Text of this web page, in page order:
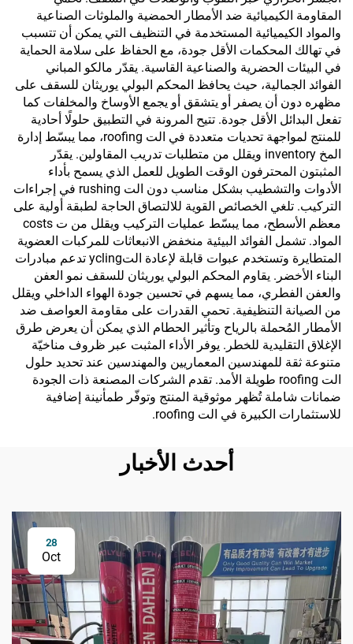
المقاومة الكيميائية ضد الأمطار الحمضية والملوثات الصناعية
والمواد الكيميائية المستخدمة في التنظيف التي يمكن أن تتسبب
في تهالك المحكمات الأقل جودة، مع الحفاظ على سلامة الحماية
في البيئات الحضرية والصناعية القاسية. يقدّر مالكو المباني
الفوائد الجمالية، حيث يحافظ المحكم البولي يوريثان للسقف على
مظهره دون أن يصفر أو يتشقق أو يجمع الأوساخ والمخلفات كما
تفعل البدائل الأقل جودة. تتيح المرونة في التطبيق حلولًا أحادية
للمنتج لمواجهة تحديات متعددة في الت roofing، مما يبسّط إدارة
المخ inventory ويقلل من متطلبات تدريب المقاولين. يقدّر
المثبتون المحترفون الوقت الطويل للعمل الذي يسمح بأداء
الأدوات والتشطيب بشكل مناسب دون الت rushing في إجراءات
التركيب. تلغي الخصائص القوية للالتصاق الحاجة لطبقة أولية على
معظم الأسطح، مما يبسّط عمليات التركيب ويقلل من ت costs
المواد. تشمل الفوائد البيئية منخفض الانبعاثات للمركبات العضوية
المتطايرة وتستخدم عبوات قابلة لإعادة التycling تدعم مبادرات
البناء الأخضر. يقاوم المحكم البولي يوريثان للسقف نمو العفن
والعفن الفطري، مما يسهم في تحسين جودة الهواء الداخلي ويقلل
من الصيانة التنظيفية. تحمي القدرات على مقاومة العواصف ضد
الأمطار المُحملة بالرياح وتأثير الحطام الذي يمكن أن يعرض طرق
الإغلاق التقليدية للخطر. يوفر الأداء المثبت عبر ظروف مناخيّة
متنوعة ثقة للمهندسين المعماريين والمهندسين عند تحديد حلول
الت roofing طويلة الأمد. تقدم الشركات المصنعة ذات الجودة
ضمانات شاملة تُظهر موثوقية المنتج وتوفّر طمأنينة إضافية
للاستثمارات الكبيرة في الت roofing.
أحدث الأخبار
28
Oct